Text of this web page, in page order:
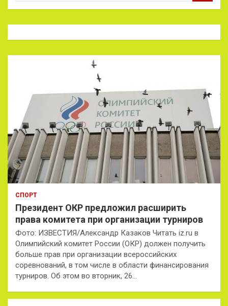
к
СПОРТ
Президент ОКР предложил расширить
права комитета при организации турниров
Фото: ИЗВЕСТИЯ/Александр Казаков Читать iz.ru в
Олимпийский комитет России (ОКР) должен получить
больше прав при организации всероссийских
соревнований, в том числе в области финансирования
турниров. Об этом во вторник, 26…